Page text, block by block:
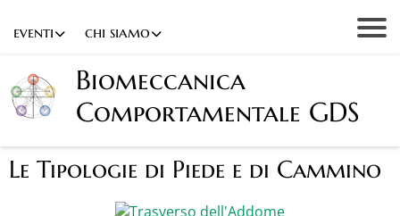
eventi chi siamo
Biomeccanica
Comportamentale GDS
Le Tipologie di Piede e di Cammino